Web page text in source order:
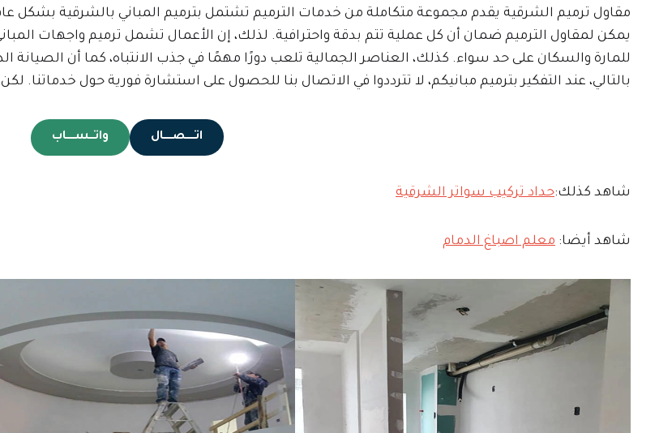
مقاول ترميم الشرقية يقدم مجموعة متكاملة من خدمات الترميم تشتمل بترميم المباني بالشرقية بشكل
يمكن لمقاول الترميم ضمان أن كل عملية تتم بدقة واحترافية. لذلك، إن الأعمال تشمل ترميم واجهات
للمارة والسكان على حد سواء. كذلك، العناصر الجمالية تلعب دورًا مهمًا في جذب الانتباه، كما أن الصيانة
بالتالي، عند التفكير بترميم مبانيكم، لا تترددوا في الاتصال بنا للحصول على استشارة فورية حول خدماتنا.
اتـــــصـــــال واتـــســـــاب
شاهد كذلك:حداد تركيب سواتر الشرقية
شاهد أيضا: معلم اصباغ الدمام